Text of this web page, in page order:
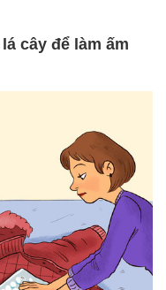
cây để làm ấm